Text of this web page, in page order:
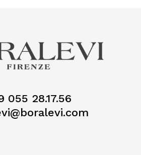
055 28.17.56